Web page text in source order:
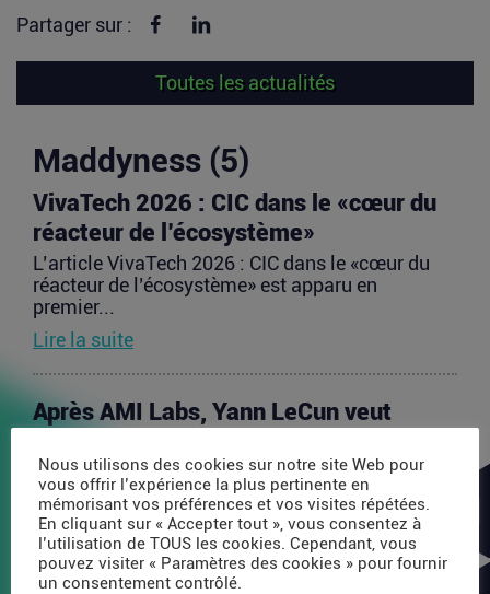
Partager sur : Partager sur Facebook
Toutes les actualités
Maddyness (5)
VivaTech 2026 : CIC dans le «cœur du
réacteur de l’écosystème»
L’article VivaTech 2026 : CIC dans le «cœur du
réacteur de l’écosystème» est apparu en
premier...
Lire la suite
Après AMI Labs, Yann LeCun veut
dédié à l’IA
L’article Après AMI Labs, Yann LeCun veut lancer
un fonds de 200 millions d’euros dédié à l’IA
est...
Lire la suite
Nous utilisons des cookies sur notre site Web pour
vous offrir l’expérience la plus pertinente en
mémorisant vos préférences et vos visites répétées.
En cliquant sur « Accepter tout », vous consentez à
l’utilisation de TOUS les cookies. Cependant, vous
pouvez visiter « Paramètres des cookies » pour fournir
un consentement contrôlé.